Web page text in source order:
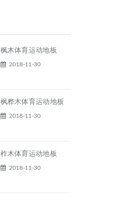
枫木体育运动地板
2018-11-30
枫桦木体育运动地板
2018-11-30
柞木体育运动地板
2018-11-30